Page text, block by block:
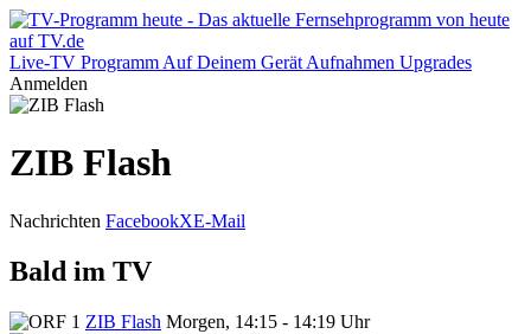
Live-TV Programm Auf Deinem Gerät Aufnahmen Upgrades
Anmelden
ZIB Flash
Nachrichten FacebookXE-Mail
Bald im TV
ZIB Flash Morgen, 14:15 - 14:19 Uhr